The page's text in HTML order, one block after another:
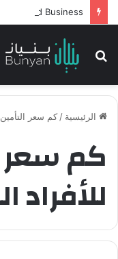
بحث
الرئيسية / كم سعر
كم سعر